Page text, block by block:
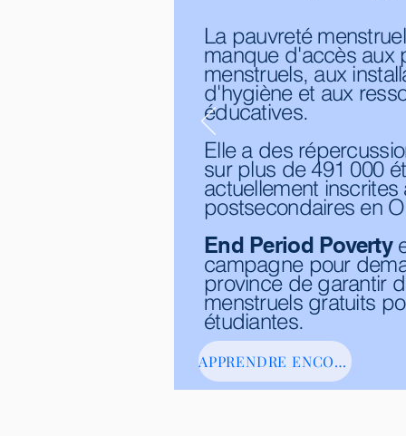
La pauvreté
manque d'accès aux
menstruels, aux
d'hygiène et aux
éducatives.
Elle a des
sur plus de 491 000
actuellement
postsecondaires en
End Period Poverty
campagne pour
province de garantir
menstruels gratuits
étudiantes.
APPRENDRE ENCORE PLUS